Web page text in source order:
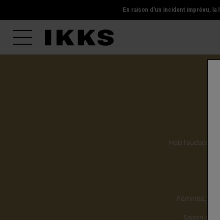
En raison d'un incident imprévu,
Mais l'audace, la
Féminité,
Saison